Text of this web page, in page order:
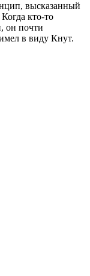
высказанный
кто-то
он почти
в виду Кнут.